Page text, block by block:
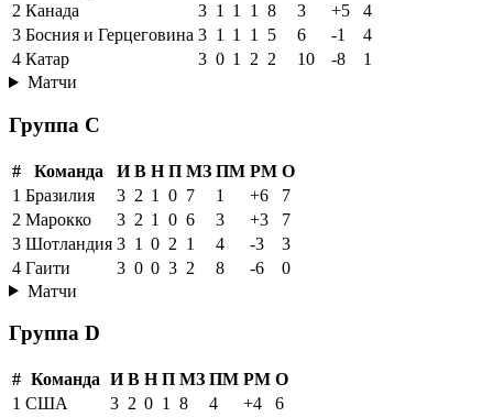
2 Канада 3 1 1 1 8 3 +5
4
3 Босния и Герцеговина 3 1 1 1 5 6 -1
4
4 Катар 3 0 1 2 2 10 -8
1
Матчи
Группа C
# Команда И В Н П МЗ ПМ РМ О
1 Бразилия 3 2 1 0 7 1 +6
7
2 Марокко 3 2 1 0 6 3 +3
7
3 Шотландия 3 1 0 2 1 4 -3
3
4 Гаити 3 0 0 3 2 8 -6
0
Матчи
Группа D
# Команда И В Н П МЗ ПМ РМ О
1 США 3 2 0 1 8 4 +4
6